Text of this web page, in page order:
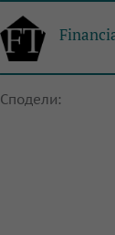
Сподели: